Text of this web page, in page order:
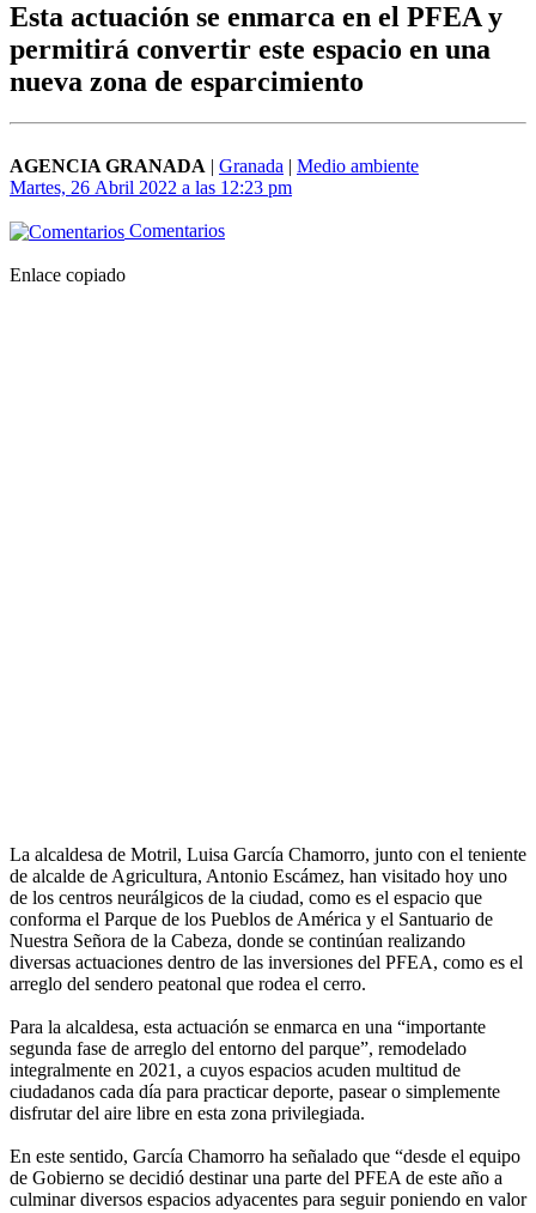
Esta actuación se enmarca en el PFEA y
permitirá convertir este espacio en una
nueva zona de esparcimiento
AGENCIA GRANADA | Granada | Medio ambiente
Martes, 26 Abril 2022 a las 12:23 pm
Comentarios
Enlace copiado
La alcaldesa de Motril, Luisa García Chamorro, junto con el teniente
de alcalde de Agricultura, Antonio Escámez, han visitado hoy uno
de los centros neurálgicos de la ciudad, como es el espacio que
conforma el Parque de los Pueblos de América y el Santuario de
Nuestra Señora de la Cabeza, donde se continúan realizando
diversas actuaciones dentro de las inversiones del PFEA, como es el
arreglo del sendero peatonal que rodea el cerro.
Para la alcaldesa, esta actuación se enmarca en una “importante
segunda fase de arreglo del entorno del parque”, remodelado
integralmente en 2021, a cuyos espacios acuden multitud de
ciudadanos cada día para practicar deporte, pasear o simplemente
disfrutar del aire libre en esta zona privilegiada.
En este sentido, García Chamorro ha señalado que “desde el equipo
de Gobierno se decidió destinar una parte del PFEA de este año a
culminar diversos espacios adyacentes para seguir poniendo en valor